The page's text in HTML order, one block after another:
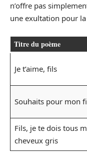
n’offre pas
une exultation pour
Titre du poème
Je t’aime, fils
Souhaits pour mon
Fils, je te dois tous
cheveux gris